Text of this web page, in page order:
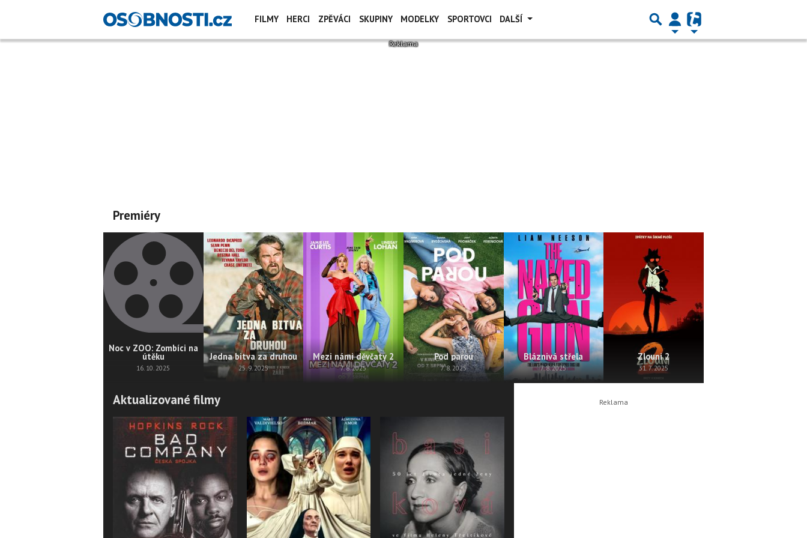
FILMY HERCI ZPĚVÁCI SKUPINY MODELKY SPORTOVCI DALŠÍ
Premiéry
Noc v ZOO: Zombíci na
útěku
16. 10. 2025
Jedna bitva za druhou
25. 9. 2025
Mezi námi děvčaty 2
7. 8. 2025
Pod parou
7. 8. 2025
Bláznivá střela
7. 8. 2025
Zlouni 2
31. 7. 2025
Aktualizované filmy